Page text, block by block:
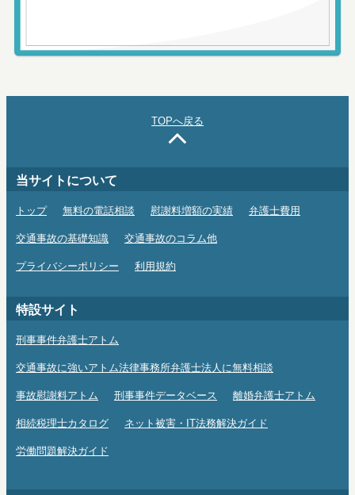
TOPへ戻る
当サイトについて
トップ 無料の電話相談 慰謝料増額の実績 弁護士費用
交通事故の基礎知識 交通事故のコラム他
プライバシーポリシー 利用規約
特設サイト
刑事事件弁護士アトム
交通事故に強いアトム法律事務所弁護士法人に無料相談
事故慰謝料アトム 刑事事件データベース 離婚弁護士アトム
相続税理士カタログ ネット被害・IT法務解決ガイド
労働問題解決ガイド